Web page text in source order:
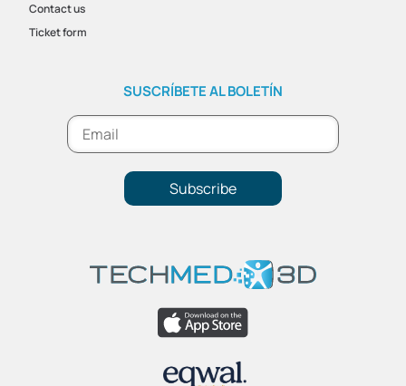
Contact us
Ticket form
SUSCRÍBETE AL BOLETÍN
Subscribe